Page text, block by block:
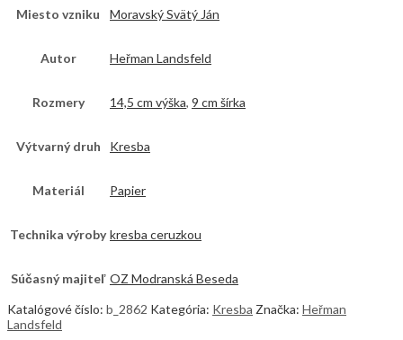
Miesto vzniku Moravský Svätý Ján
Autor Heřman Landsfeld
Rozmery 14,5 cm výška, 9 cm šírka
Výtvarný druh Kresba
Materiál Papier
Technika výroby kresba ceruzkou
Súčasný majiteľ OZ Modranská Beseda
Katalógové číslo: b_2862 Kategória: Kresba Značka: Heřman
Landsfeld